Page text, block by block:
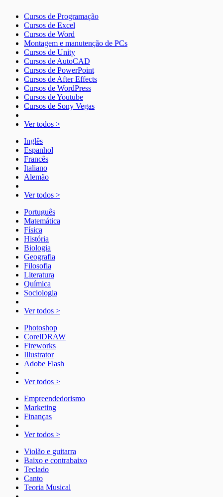
Cursos de Programação
Cursos de Excel
Cursos de Word
Montagem e manutenção de PCs
Cursos de Unity
Cursos de AutoCAD
Cursos de PowerPoint
Cursos de After Effects
Cursos de WordPress
Cursos de Youtube
Cursos de Sony Vegas
Ver todos >
Inglês
Espanhol
Francês
Italiano
Alemão
Ver todos >
Português
Matemática
Física
História
Biologia
Geografia
Filosofia
Literatura
Química
Sociologia
Ver todos >
Photoshop
CorelDRAW
Fireworks
Illustrator
Adobe Flash
Ver todos >
Empreendedorismo
Marketing
Finanças
Ver todos >
Violão e guitarra
Baixo e contrabaixo
Teclado
Canto
Teoria Musical